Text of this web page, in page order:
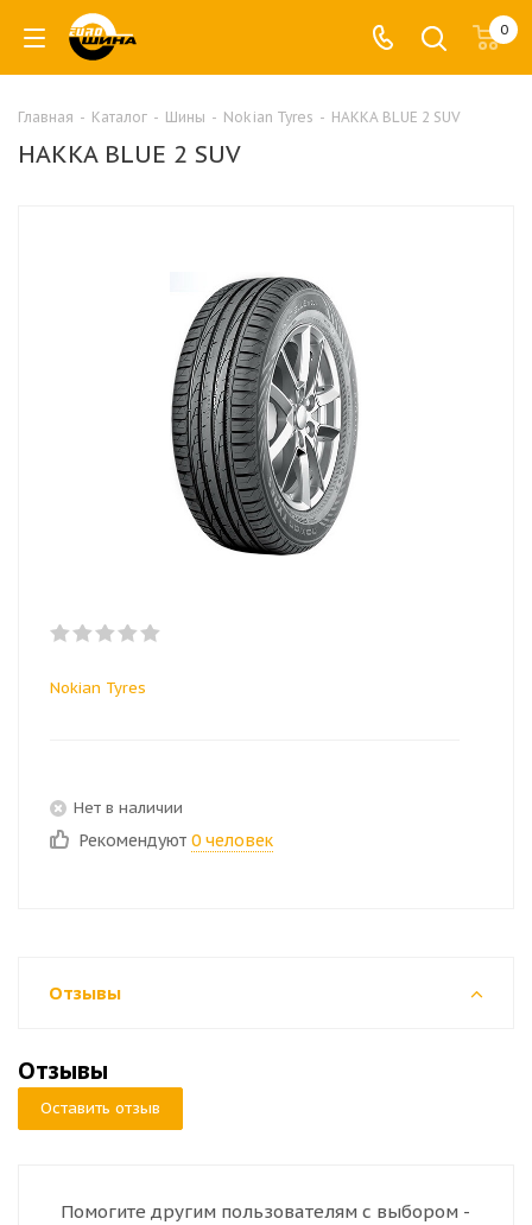
0
Главная - Каталог - Шины - Nokian Tyres - HAKKA BLUE 2 SUV
HAKKA BLUE 2 SUV
Nokian Tyres
Нет в наличии
Рекомендуют 0 человек
Отзывы
Отзывы
Оставить отзыв
Помогите другим пользователям с выбором -